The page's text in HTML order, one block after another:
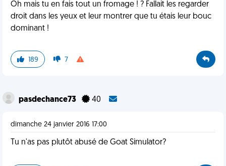
Oh mais tu en fais tout un fromage ! ? Fallait les regarder
droit dans les yeux et leur montrer que tu étais leur bouc
dominant !
189 7
pasdechance73 40
dimanche 24 janvier 2016 17:00
Tu n'as pas plutôt abusé de Goat Simulator?